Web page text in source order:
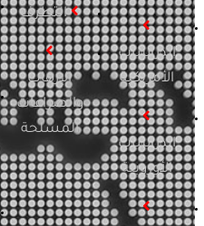
الدراسات
الأمريكية
الدراسات
الأوروبية
التطرف
الإرهاب
والصراعات
المسلحة